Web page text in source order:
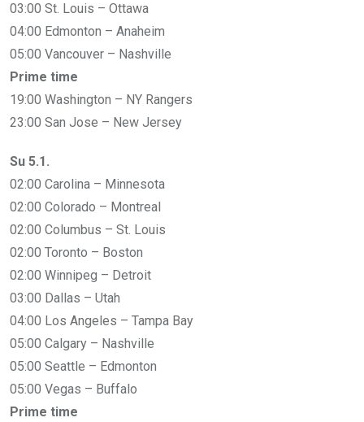
03:00 St. Louis – Ottawa
04:00 Edmonton – Anaheim
05:00 Vancouver – Nashville
Prime time
19:00 Washington – NY Rangers
23:00 San Jose – New Jersey
Su 5.1.
02:00 Carolina – Minnesota
02:00 Colorado – Montreal
02:00 Columbus – St. Louis
02:00 Toronto – Boston
02:00 Winnipeg – Detroit
03:00 Dallas – Utah
04:00 Los Angeles – Tampa Bay
05:00 Calgary – Nashville
05:00 Seattle – Edmonton
05:00 Vegas – Buffalo
Prime time